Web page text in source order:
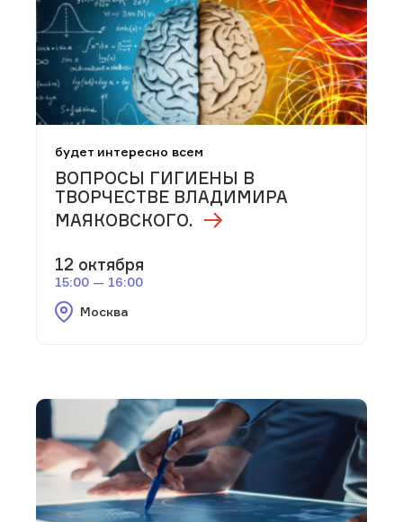
будет интересно всем
ВОПРОСЫ ГИГИЕНЫ В
ТВОРЧЕСТВЕ ВЛАДИМИРА
МАЯКОВСКОГО.
12 октября
15:00 — 16:00
Москва